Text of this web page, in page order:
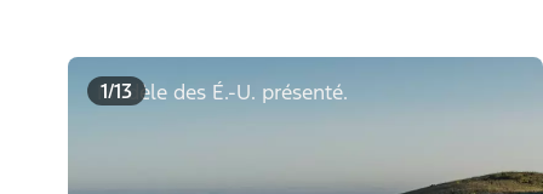
1/13
Modèle des É.-U. présenté.